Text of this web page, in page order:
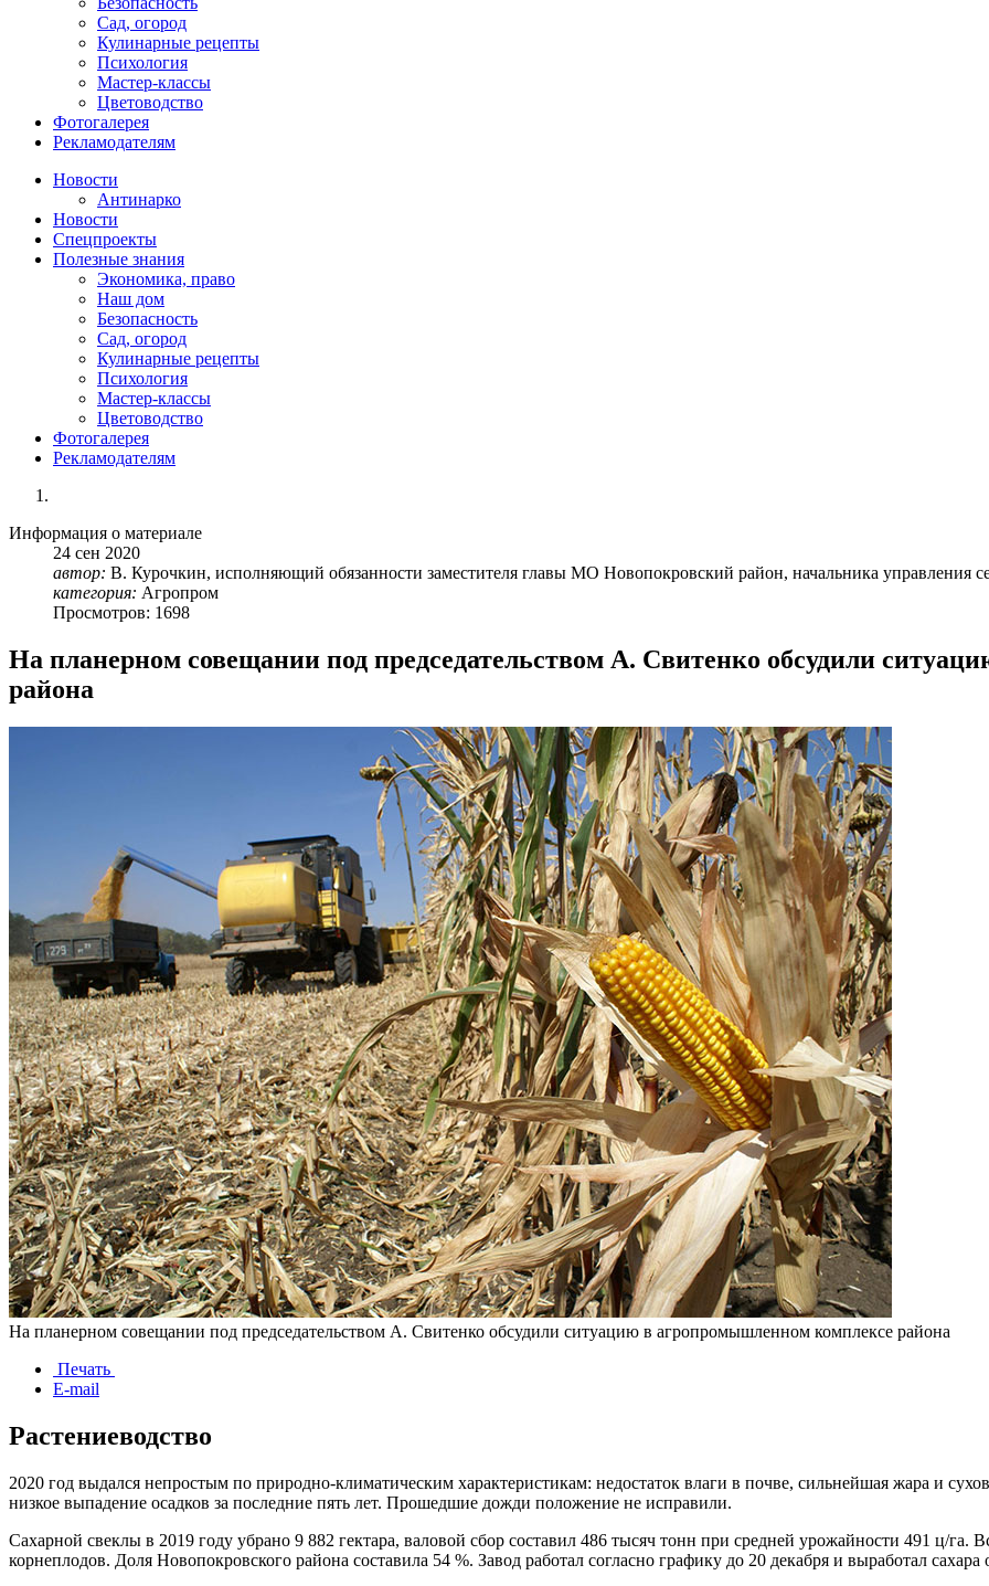
Сад, огород
Кулинарные рецепты
Психология
Мастер-классы
Цветоводство
Фотогалерея
Рекламодателям
Новости
Антинарко
Новости
Спецпроекты
Полезные знания
Экономика, право
Наш дом
Безопасность
Сад, огород
Кулинарные рецепты
Психология
Мастер-классы
Цветоводство
Фотогалерея
Рекламодателям
Информация о материале
24 сен 2020
автор: В. Курочкин, исполняющий обязанности заместителя главы МО Новопокровский район, начальника управления
категория: Агропром
Просмотров: 1698
На планерном совещании под председательством А. Свитенко обсудили
района
На планерном совещании под председательством А. Свитенко обсудили ситуацию в агропромышленном комплексе района
Печать
E-mail
Растениеводство
2020 год выдался непростым по природно-климатическим характеристикам: недостаток влаги в почве, сильнейшая жара и
низкое выпадение осадков за последние пять лет. Прошедшие дожди положение не исправили.
Сахарной свеклы в 2019 году убрано 9 882 гектара, валовой сбор составил 486 тысяч тонн при средней урожайности 491 ц/
корнеплодов. Доля Новопокровского района составила 54 %. Завод работал согласно графику до 20 декабря и выработал сахара